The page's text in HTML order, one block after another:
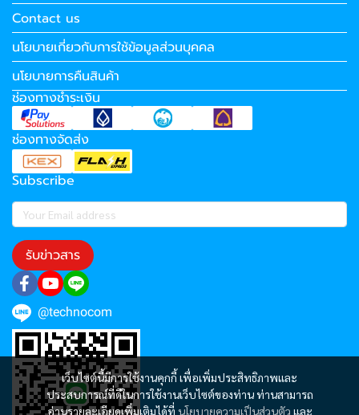
เว็บไซต์นี้มีการใช้งานคุกกี้ เพื่อเพิ่มประสิทธิภาพและ
ประสบการณ์ที่ดีในการใช้งานเว็บไซต์ของท่าน ท่านสามารถ
อ่านรายละเอียดเพิ่มเติมได้ที่ นโยบายความเป็นส่วนตัว และ
Contact us
นโยบายเกี่ยวกับการใช้ข้อมูลส่วนบุคคล
นโยบายการคืนสินค้า
ช่องทางชำระเงิน
ช่องทางจัดส่ง
Subscribe
รับข่าวสาร
@technocom